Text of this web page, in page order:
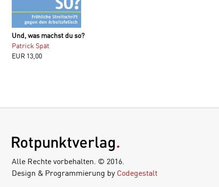
Und, was machst du so?
Patrick Spät
EUR 13,00
Alle Rechte vorbehalten. © 2016.
Design & Programmierung by Codegestalt